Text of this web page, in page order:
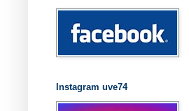
Instagram uve74